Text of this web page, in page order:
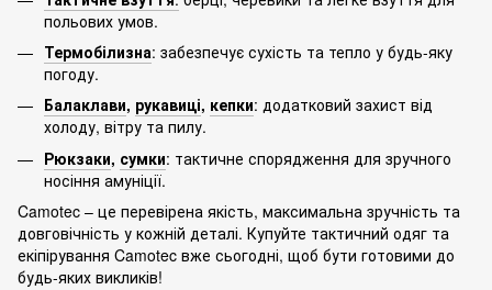
польових умов.
Термобілизна: забезпечує сухість та тепло у будь-яку
погоду.
Балаклави, рукавиці, кепки: додатковий захист від
холоду, вітру та пилу.
Рюкзаки, сумки: тактичне спорядження для зручного
носіння амуніції.
Camotec – це перевірена якість, максимальна зручність та
довговічність у кожній деталі. Купуйте тактичний одяг та
екіпірування Camotec вже сьогодні, щоб бути готовими до
будь-яких викликів!